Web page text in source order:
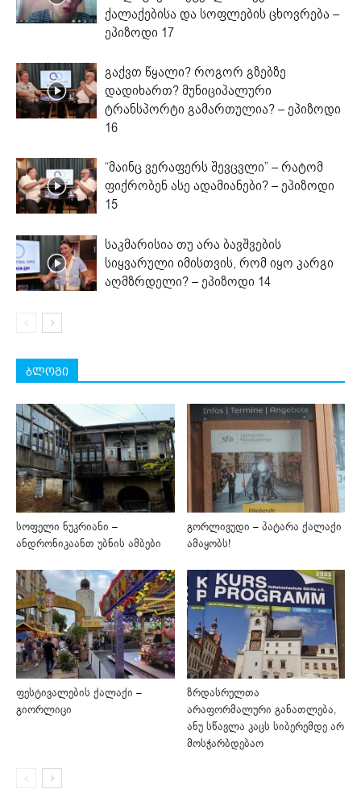
ქალაქებისა და სოფლების ცხოვრება –
ეპიზოდი 17
გაქვთ წყალი? როგორ გზებზე
დადიხართ? მუნიციპალური
ტრანსპორტი გამართულია? – ეპიზოდი
16
“მაინც ვერაფერს შევცვლი” – რატომ
ფიქრობენ ასე ადამიანები? – ეპიზოდი
15
საკმარისია თუ არა ბავშვების
სიყვარული იმისთვის, რომ იყო კარგი
აღმზრდელი? – ეპიზოდი 14
ბლოგი
სოფელი ნუკრიანი –
ანდრონიკაანთ უბნის ამბები
გორლივუდი – პატარა ქალაქი
ამაყობს!
ფესტივალების ქალაქი –
გიორლიცი
ზრდასრულთა
არაფორმალური განათლება,
ანუ სწავლა კაცს სიბერემდე არ
მოსჭარბდებაო